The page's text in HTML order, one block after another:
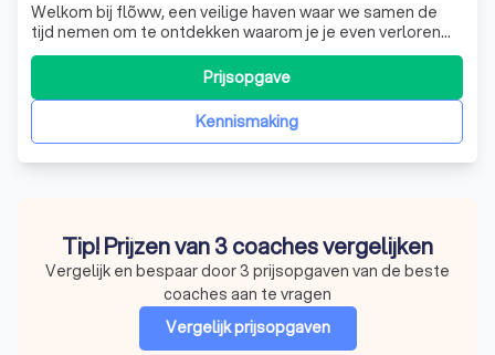
Welkom bij flõww, een veilige haven waar we samen de
tijd nemen om te ontdekken waarom je je even verloren
voelt. Of je nu worstelt met verdriet, onzekerheid of het
gevoel dat je het verschil niet meer kunt maken, weet dat
je ertoe doet. Je bent uniek, met je eigen kwaliteiten en
Kennismaking
Prijsopgave
Tip! Prijzen van 3 coaches vergelijken
Vergelijk en bespaar door 3 prijsopgaven van de beste
coaches aan te vragen
Vergelijk prijsopgaven